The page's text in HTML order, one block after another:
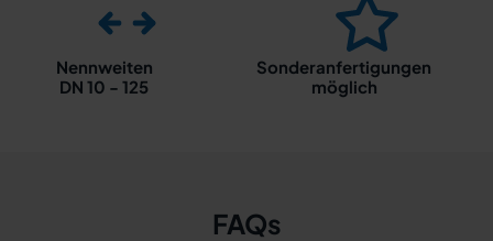
Nennweiten
DN 10 - 125
Sonderanfertigungen
möglich
FAQs